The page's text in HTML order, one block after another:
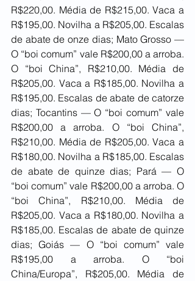
R$220,00. Média de R$215,00. Vaca a
R$195,00. Novilha a R$205,00. Escalas
de abate de onze dias; Mato Grosso —
O “boi comum” vale R$200,00 a arroba.
O “boi China”, R$210,00. Média de
R$205,00. Vaca a R$185,00. Novilha a
R$195,00. Escalas de abate de catorze
dias; Tocantins — O “boi comum” vale
R$200,00 a arroba. O “boi China”,
R$210,00. Média de R$205,00. Vaca a
R$180,00. Novilha a R$185,00. Escalas
de abate de quinze dias; Pará — O
“boi comum” vale R$200,00 a arroba. O
“boi China”, R$210,00. Média de
R$205,00. Vaca a R$180,00. Novilha a
R$185,00. Escalas de abate de quinze
dias; Goiás — O “boi comum” vale
R$195,00 a arroba. O “boi
China/Europa”, R$205,00. Média de